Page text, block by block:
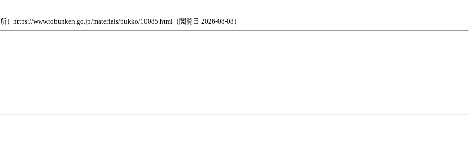
www.tobunken.go.jp/materials/bukko/10085.html（閲覧日 2026-08-08）